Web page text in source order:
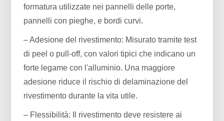
formatura utilizzate nei pannelli delle porte,
pannelli con pieghe, e bordi curvi.
– Adesione del rivestimento: Misurato tramite test
di peel o pull-off, con valori tipici che indicano un
forte legame con l'alluminio. Una maggiore
adesione riduce il rischio di delaminazione del
rivestimento durante la vita utile.
– Flessibilità: Il rivestimento deve resistere ai